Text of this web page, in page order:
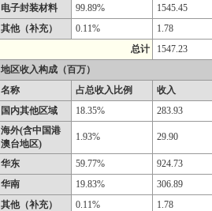
电子封装材料
99.89%
1545.45
其他（补充）
0.11%
1.78
总计
1547.23
地区收入构成（百万）
名称
占总收入比例
收入
国内其他区域
18.35%
283.93
海外(含中国港
澳台地区)
1.93% 29.90
华东 59.77%
924.73
华南
19.83%
306.89
其他（补充）
0.11%
1.78